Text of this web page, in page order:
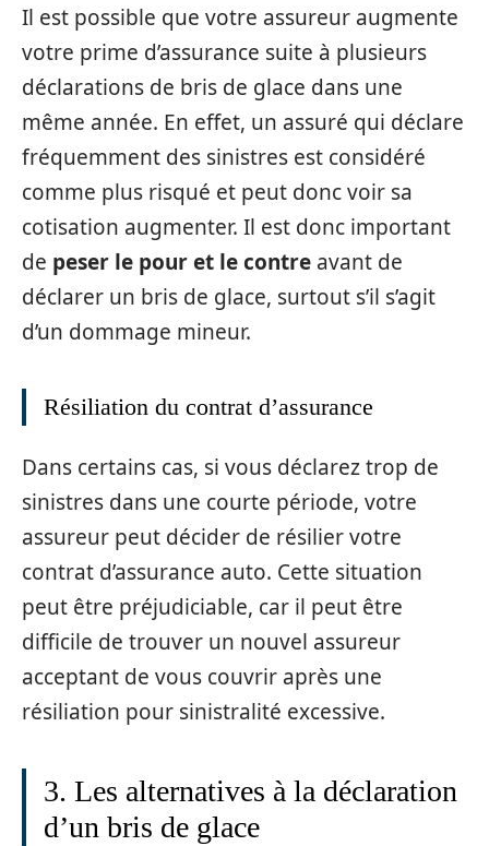
Il est possible que votre assureur augmente
votre prime d’assurance suite à plusieurs
déclarations de bris de glace dans une
même année. En effet, un assuré qui déclare
fréquemment des sinistres est considéré
comme plus risqué et peut donc voir sa
cotisation augmenter. Il est donc important
de peser le pour et le contre avant de
déclarer un bris de glace, surtout s’il s’agit
d’un dommage mineur.
Résiliation du contrat d’assurance
Dans certains cas, si vous déclarez trop de
sinistres dans une courte période, votre
assureur peut décider de résilier votre
contrat d’assurance auto. Cette situation
peut être préjudiciable, car il peut être
difficile de trouver un nouvel assureur
acceptant de vous couvrir après une
résiliation pour sinistralité excessive.
3. Les alternatives à la déclaration
d’un bris de glace